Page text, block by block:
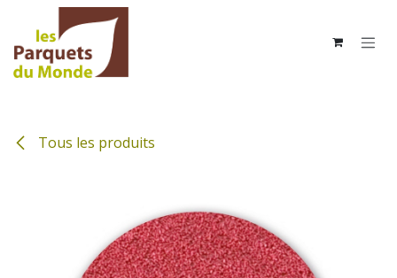
Se rendre au contenu
Tous les produits